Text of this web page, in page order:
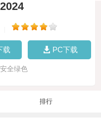
载 PC下载
全绿色
排行